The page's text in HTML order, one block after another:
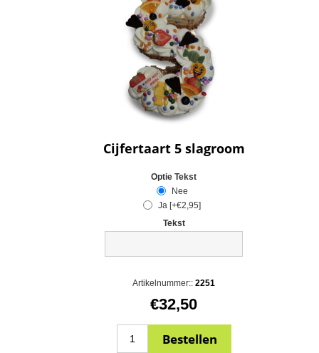
Cijfertaart 5 slagroom
Optie Tekst
Nee
Ja [+€2,95]
Tekst
Artikelnummer:: 2251
€32,50